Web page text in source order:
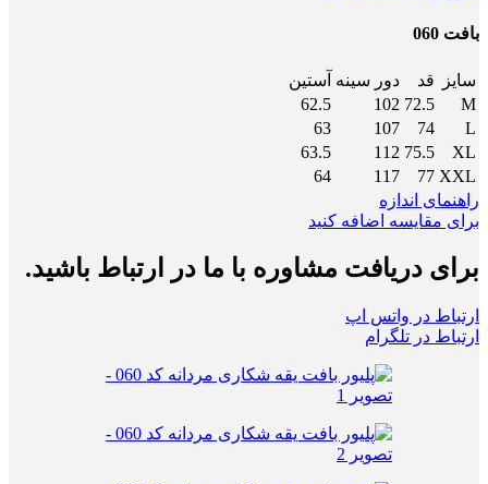
بافت 060
سایز قد دور سینه آستین
M
72.5
102
62.5
L
74
107
63
XL
75.5
112
63.5
XXL
77
117
64
راهنمای اندازه
برای مقایسه اضافه کنید
برای دریافت مشاوره با ما در ارتباط باشید.
ارتباط در واتس اپ
ارتباط در تلگرام